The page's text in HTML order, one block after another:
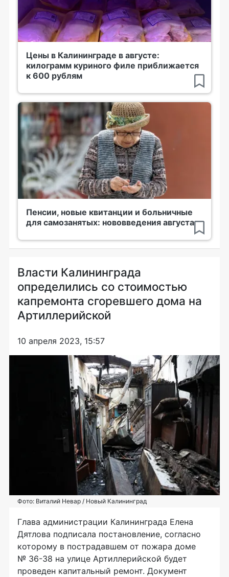
Цены в Калининграде в августе:
килограмм куриного филе приближается
к 600 рублям
Пенсии, новые квитанции и больничные
для самозанятых: нововведения августа
Власти Калининграда
определились со стоимостью
капремонта сгоревшего дома на
Артиллерийской
10 апреля 2023, 15:57
Фото: Виталий Невар / Новый Калининград
Глава администрации Калининграда Елена
Дятлова подписала постановление, согласно
которому в пострадавшем от пожара доме
№ 36-38 на улице Артиллерийской будет
проведен капитальный ремонт. Документ